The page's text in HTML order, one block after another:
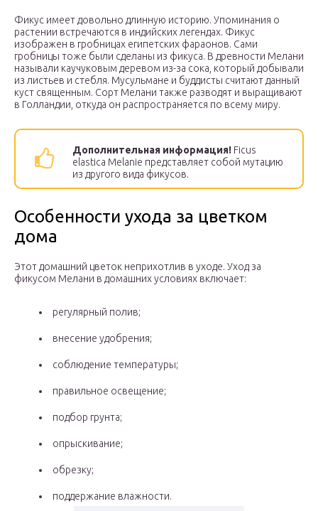
Фикус имеет довольно длинную историю. Упоминания о
растении встречаются в индийских легендах. Фикус
изображен в гробницах египетских фараонов. Сами
гробницы тоже были сделаны из фикуса. В древности Мелани
называли каучуковым деревом из-за сока, который добывали
из листьев и стебля. Мусульмане и буддисты считают данный
куст священным. Сорт Мелани также разводят и выращивают
в Голландии, откуда он распространяется по всему миру.
Дополнительная информация! Ficus
elastica Melanie представляет собой мутацию
из другого вида фикусов.
Особенности ухода за цветком
дома
Этот домашний цветок неприхотлив в уходе. Уход за
фикусом Мелани в домашних условиях включает:
регулярный полив;
внесение удобрения;
соблюдение температуры;
правильное освещение;
подбор грунта;
опрыскивание;
обрезку;
поддержание влажности.